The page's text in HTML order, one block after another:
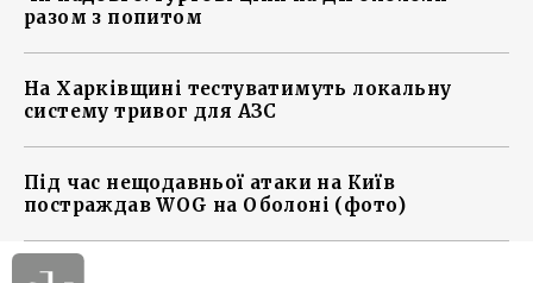
разом з попитом
На Харківщині тестуватимуть локальну
систему тривог для АЗС
Під час нещодавньої атаки на Київ
постраждав WOG на Оболоні (фото)